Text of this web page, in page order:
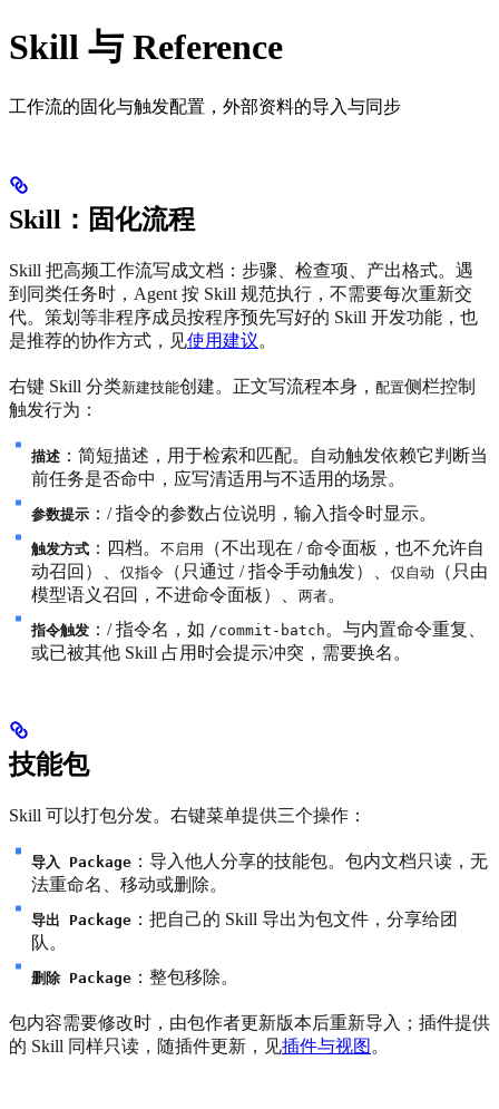
Skill 与 Reference
工作流的固化与触发配置，外部资料的导入与同步
Skill：固化流程
Skill 把高频工作流写成文档：步骤、检查项、产出格式。遇
到同类任务时，Agent 按 Skill 规范执行，不需要每次重新交
代。策划等非程序成员按程序预先写好的 Skill 开发功能，也
是推荐的协作方式，见使用建议。
右键 Skill 分类新建技能创建。正文写流程本身， 配置侧栏控制
触发行为：
描述 ：简短描述，用于检索和匹配。自动触发依赖它判断当
前任务是否命中，应写清适用与不适用的场景。
参数提示 ：/ 指令的参数占位说明，输入指令时显示。
触发方式 ：四档。不启用
（不出现在 / 命令面板，也不允许自
动召回）、仅指令 （只通过 / 指令手动触发）、仅自动
（只由
模型语义召回，不进命令面板）、两者。
指令触发 ：/ 指令名，如 /commit-batch 。与内置命令重复、
或已被其他 Skill 占用时会提示冲突，需要换名。
技能包
Skill 可以打包分发。右键菜单提供三个操作：
导入 Package ：导入他人分享的技能包。包内文档只读，无
法重命名、移动或删除。
导出 Package ：把自己的 Skill 导出为包文件，分享给团
队。
删除 Package ：整包移除。
包内容需要修改时，由包作者更新版本后重新导入；插件提供
的 Skill 同样只读，随插件更新，见插件与视图 。